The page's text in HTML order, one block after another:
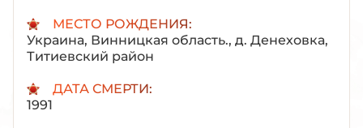
МЕСТО РОЖДЕНИЯ:
Украина, Винницкая область., д. Денеховка,
Титиевский район
ДАТА СМЕРТИ:
1991